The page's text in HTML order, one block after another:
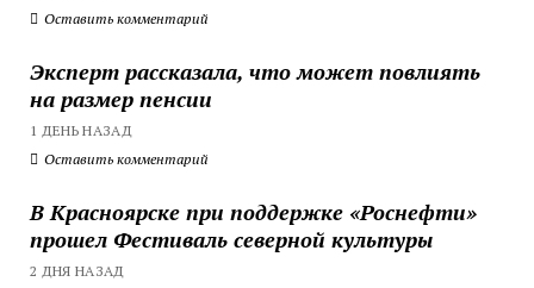
Оставить комментарий
Эксперт рассказала, что может повлиять
на размер пенсии
1 ДЕНЬ НАЗАД
Оставить комментарий
В Красноярске при поддержке «Роснефти»
прошел Фестиваль северной культуры
2 ДНЯ НАЗАД